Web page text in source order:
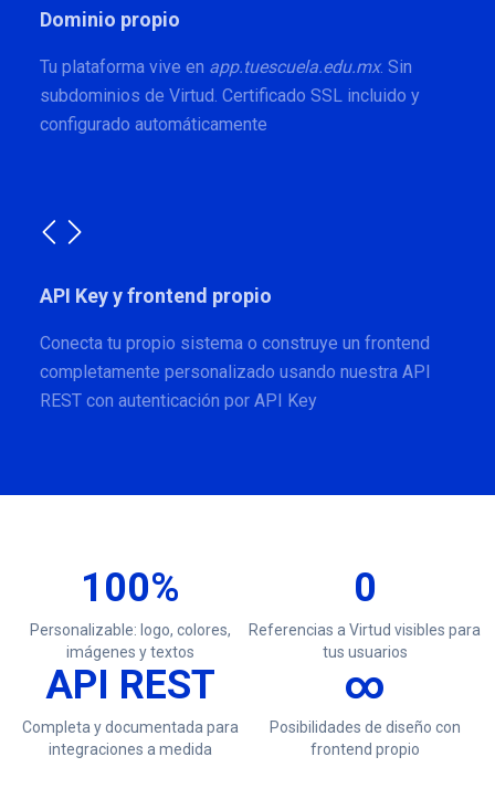
Dominio propio
Tu plataforma vive en app.tuescuela.edu.mx. Sin
subdominios de Virtud. Certificado SSL incluido y
configurado automáticamente
API Key y frontend propio
Conecta tu propio sistema o construye un frontend
completamente personalizado usando nuestra API
REST con autenticación por API Key
100%
Personalizable: logo, colores,
imágenes y textos
0
Referencias a Virtud visibles para
tus usuarios
API REST
Completa y documentada para
integraciones a medida
∞
Posibilidades de diseño con
frontend propio